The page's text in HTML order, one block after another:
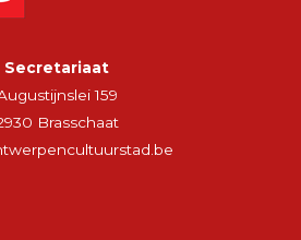
Secretariaat
159
Brasschaat